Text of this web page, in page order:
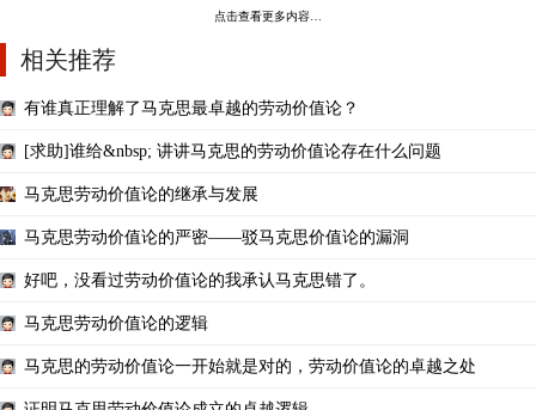
点击查看更多内容…
相关推荐
有谁真正理解了马克思最卓越的劳动价值论？
[求助]谁给&nbsp; 讲讲马克思的劳动价值论存在什么问题
马克思劳动价值论的继承与发展
马克思劳动价值论的严密——驳马克思价值论的漏洞
好吧，没看过劳动价值论的我承认马克思错了。
马克思劳动价值论的逻辑
马克思的劳动价值论一开始就是对的，劳动价值论的卓越之处